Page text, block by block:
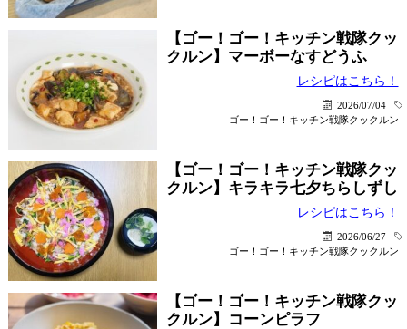
【ゴー！ゴー！キッチン戦隊クッ
クルン】マーボーなすどうふ
レシピはこちら！
2026/07/04
ゴー！ゴー！キッチン戦隊クックルン
【ゴー！ゴー！キッチン戦隊クッ
クルン】キラキラ七夕ちらしずし
レシピはこちら！
2026/06/27
ゴー！ゴー！キッチン戦隊クックルン
【ゴー！ゴー！キッチン戦隊クッ
クルン】コーンピラフ